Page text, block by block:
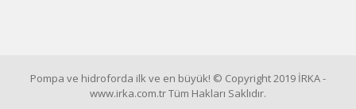
Pompa ve hidroforda ilk ve en büyük! © Copyright 2019 İRKA -
www.irka.com.tr Tüm Hakları Saklıdır.